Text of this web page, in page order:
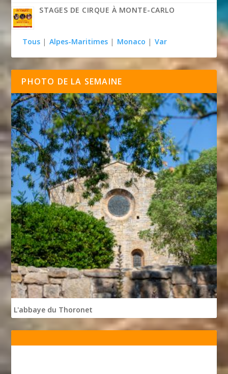
STAGES DE CIRQUE À MONTE-CARLO
Tous | Alpes-Maritimes | Monaco | Var
PHOTO DE LA SEMAINE
L'abbaye du Thoronet